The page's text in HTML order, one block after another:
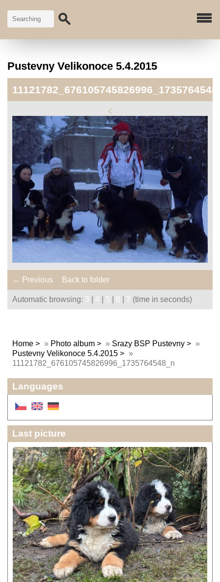
Pustevny Velikonoce 5.4.2015
← Previous Back to folder
Automatic browsing: 3 4 5 6 7 (time in seconds)
Home » Photo album » Srazy BSP Pustevny
»
Pustevny Velikonoce 5.4.2015
»
11121782_676105745826996_1735764548_n
Languages
Last picture